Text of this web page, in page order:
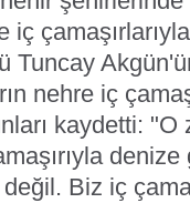
iç
Tuncay
nehre iç
kaydetti: "O
Biz iç